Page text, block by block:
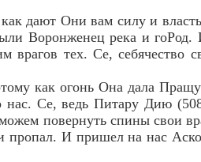
дают Они вам силу и
Воронженец река и
тех. Се, себячество
как огонь Она дала
Се, ведь Питару Дию
повернуть спины свои
И пришел на нас